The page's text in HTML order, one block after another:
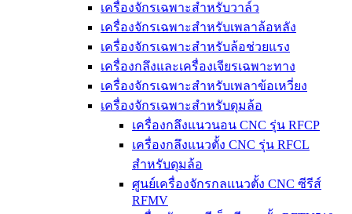
เครื่องจักรเฉพาะสำหรับวาล์ว
เครื่องจักรเฉพาะสำหรับเพลาล้อหลัง
เครื่องจักรเฉพาะสำหรับล้อช่วยแรง
เครื่องกลึงและเครื่องเจียรเฉพาะทาง
เครื่องจักรเฉพาะสำหรับเพลาข้อเหวี่ยง
เครื่องจักรเฉพาะสำหรับดุมล้อ
เครื่องกลึงแนวนอน CNC รุ่น RFCP
เครื่องกลึงแนวตั้ง CNC รุ่น RFCL
สำหรับดุมล้อ
ศูนย์เครื่องจักรกลแนวตั้ง CNC ซีรีส์
RFMV